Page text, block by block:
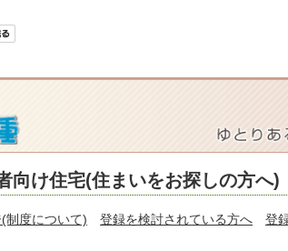
向け住宅(住まいをお探しの方へ)
(制度について) 登録を検討されている方へ 登